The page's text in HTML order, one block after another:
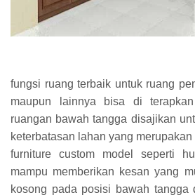
fungsi ruang terbaik untuk ruang
maupun lainnya bisa di
ruangan bawah tangga disajikan
keterbatasan lahan yang
furniture custom model seperti
mampu memberikan kesan yang
kosong pada posisi bawah